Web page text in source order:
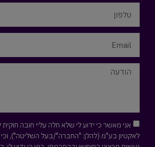
אני מאשר כי ידוע לי שלא חלה עליי חובה חוקית
לאקטיון בע"מ (להלן: "החברה"/בעל השליטה"),